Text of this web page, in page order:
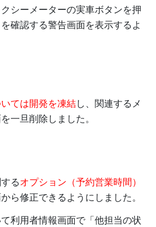
シーメーターの実車ボタンを押
確認する警告画面を表示するよ
ては開発を凍結し、関連するメ
一旦削除しました。
るオプション（予約営業時間）
ら修正できるようにしました。
利用者情報画面で「他担当の状